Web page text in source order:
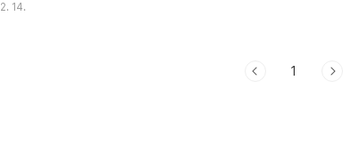
. 클립보스 히스토리기능 사용방법 1. 아래 이미지는 현재 작성하고 있는
14.
1